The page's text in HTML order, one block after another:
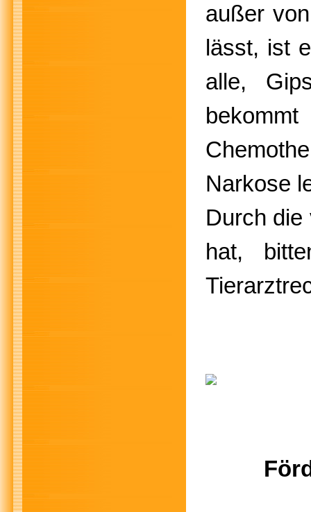
außer
lässt, ist
alle,
Narkose
Durch die
hat,